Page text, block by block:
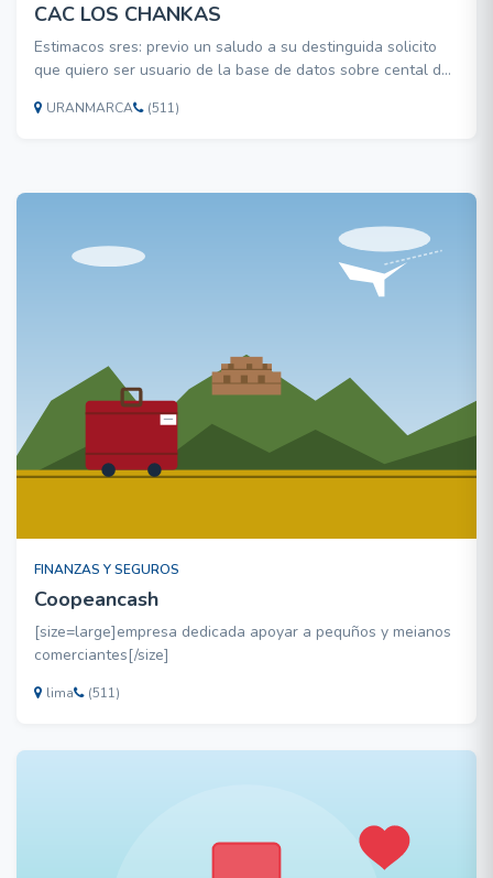
CAC LOS CHANKAS
Estimacos sres: previo un saludo a su destinguida solicito
que quiero ser usuario de la base de datos sobre cental de
URANMARCA (511)
FINANZAS Y SEGUROS
Coopeancash
[size=large]empresa dedicada apoyar a pequños y meianos
comerciantes[/size]
lima (511)